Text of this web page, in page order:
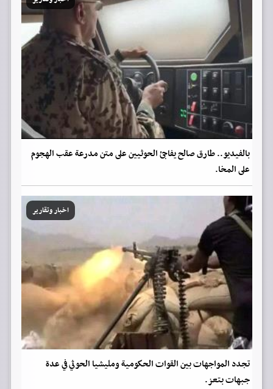
بالفيديو.. طارق صالح يفاجئ الحوثيين على متن مدرعة عقب الهجوم
على المخا.
اخبار وتقارير
تجدد المواجهات بين القوات الحكومية ومليشيا الحوثي في عدة
جبهات بتعز.